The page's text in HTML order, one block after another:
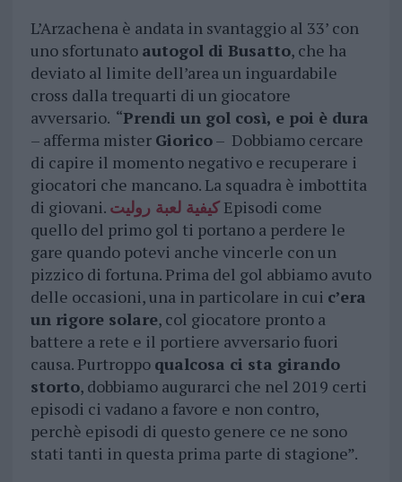
L’Arzachena è andata in svantaggio al 33’ con
uno sfortunato autogol di Busatto, che ha
deviato al limite dell’area un inguardabile
cross dalla trequarti di un giocatore
avversario. “Prendi un gol così, e poi è dura
– afferma mister Giorico– Dobbiamo cercare
di capire il momento negativo e recuperare i
giocatori che mancano. La squadra è imbottita
di giovani. كيفية لعبة روليتEpisodi come
quello del primo gol ti portano a perdere le
gare quando potevi anche vincerle con un
pizzico di fortuna. Prima del gol abbiamo avuto
delle occasioni, una in particolare in cui c’era
un rigore solare, col giocatore pronto a
battere a rete e il portiere avversario fuori
causa. Purtroppo qualcosa ci sta girando
storto, dobbiamo augurarci che nel 2019 certi
episodi ci vadano a favore e non contro,
perchè episodi di questo genere ce ne sono
stati tanti in questa prima parte di stagione”.